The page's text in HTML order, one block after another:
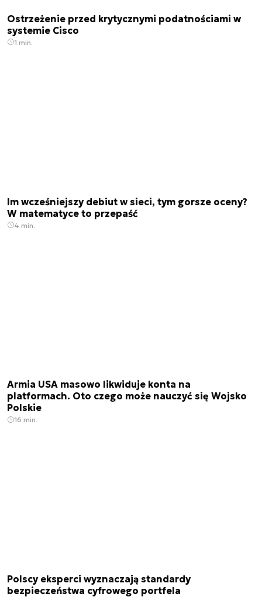
Ostrzeżenie przed krytycznymi podatnościami w
systemie Cisco
1 min.
Im wcześniejszy debiut w sieci, tym gorsze oceny?
W matematyce to przepaść
4 min.
Armia USA masowo likwiduje konta na
platformach. Oto czego może nauczyć się Wojsko
Polskie
16 min.
Polscy eksperci wyznaczają standardy
bezpieczeństwa cyfrowego portfela